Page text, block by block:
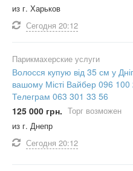
из г. Харьков
Сегодня 20:12
Парикмахерские услуги
Волосся купую від 35 см у
вашому Місті Вайбер 096 100
Телеграм 063 301 33 56
125 000 грн. Торг возможен
из г. Днепр
Сегодня 20:12